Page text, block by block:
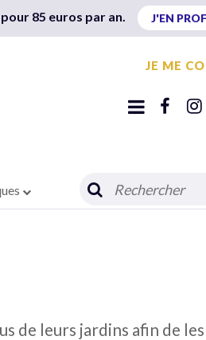
85 euros par an. J'EN
JE ME
de leurs jardins afin de les